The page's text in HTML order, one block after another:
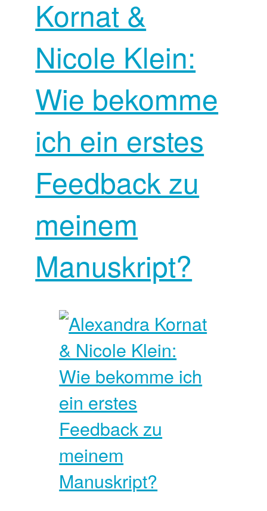
Kornat &
Nicole Klein:
Wie bekomme
ich ein erstes
Feedback zu
meinem
Manuskript?